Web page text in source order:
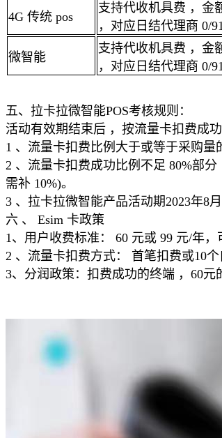
4G 传统 pos
支持代收机具费 ，金
，对应日结代理商 0/
微智能
支持代收机具费 ，金
，对应日结代理商 0/
五、 拉卡拉微智能POS考核规则：
活动有效期结束后 ，按流量卡扣费成
1 、流量卡扣费比例大于或等于采购量
2 、流量卡扣费成功比例不足 80%部
需补 10%)。
3 、拉卡拉微智能产品活动期2023年8
六 、 Esim 卡政策
1、用户收费标准： 60 元或 99 元/年，
2 、流量卡扣费方式： 首笔扣费或10
3、分润政策：扣费成功的终端 ，60元